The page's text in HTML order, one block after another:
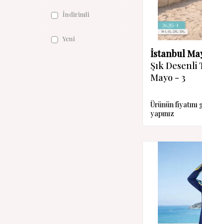
İndirimli
Yeni
İstanbul
Şık Desenli
Mayo - 3
Ürünün fiyatını
yapınız